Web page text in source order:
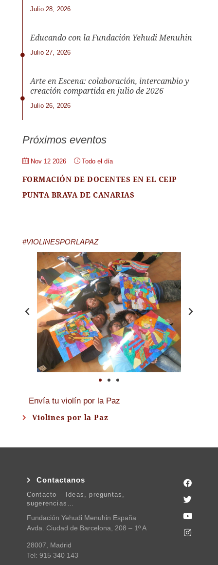
Julio 28, 2026
Educando con la Fundación Yehudi Menuhin
Julio 27, 2026
Arte en Escena: colaboración, intercambio y
creación compartida en julio de 2026
Julio 26, 2026
Próximos eventos
Nov 12 2026 Todo el día
FORMACIÓN DE DOCENTES EN EL CEIP
PUNTA BRAVA DE CANARIAS
#VIOLINESPORLAPAZ
Envía tu violín por la Paz
Violines por la Paz
Contactanos
Contacto – Ideas, preguntas,
sugerencias…
Fundación Yehudi Menuhin España
Avda. Ciudad de Barcelona, 208 – 1º A
28007, Madrid
Tel: 915 340 143